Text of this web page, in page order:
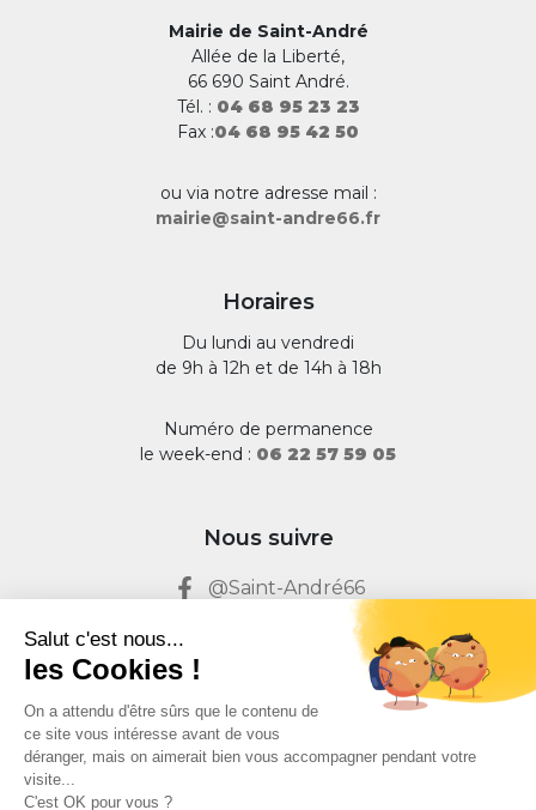
Mairie de Saint-André
Allée de la Liberté,
66 690 Saint André.
Tél. : 04 68 95 23 23
Fax :04 68 95 42 50
ou via notre adresse mail :
mairie@saint-andre66.fr
Horaires
Du lundi au vendredi
de 9h à 12h et de 14h à 18h
Numéro de permanence
le week-end : 06 22 57 59 05
Nous suivre
@Saint-André66
@Saint-André66
Mairie de Saint André 66
Maires & Citoyens
Salut c'est nous...
les Cookies !
On a attendu d'être sûrs que le contenu de
ce site vous intéresse avant de vous
déranger, mais on aimerait bien vous accompagner pendant votre
visite...
C'est OK pour vous ?